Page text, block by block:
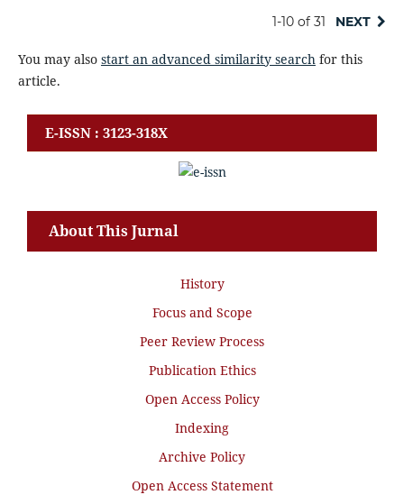
1-10 of 31 NEXT
You may also start an advanced similarity searchfor this
article.
E-ISSN : 3123-318X
About This Jurnal
History
Focus and Scope
Peer Review Process
Publication Ethics
Open Access Policy
Indexing
Archive Policy
Open Access Statement